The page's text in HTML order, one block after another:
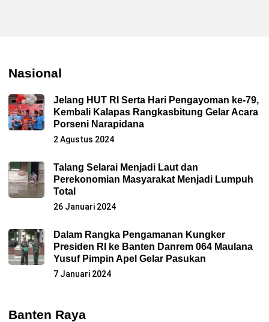
Nasional
Jelang HUT RI Serta Hari Pengayoman ke-79,
Kembali Kalapas Rangkasbitung Gelar Acara
Porseni Narapidana
2 Agustus 2024
Talang Selarai Menjadi Laut dan
Perekonomian Masyarakat Menjadi Lumpuh
Total
26 Januari 2024
Dalam Rangka Pengamanan Kungker
Presiden RI ke Banten Danrem 064 Maulana
Yusuf Pimpin Apel Gelar Pasukan
7 Januari 2024
Banten Raya